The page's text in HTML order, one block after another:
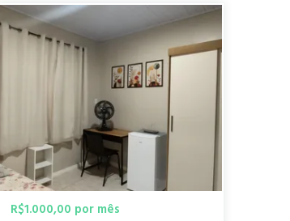
R$1.000,00 por mês